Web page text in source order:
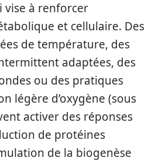
vise à renforcer
et cellulaire. Des
de température, des
adaptées, des
ou des pratiques
légère d’oxygène (sous
activer des réponses
de protéines
de la biogenèse